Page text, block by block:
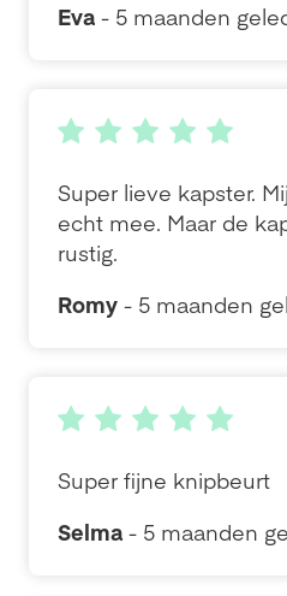
Eva - 5 maanden
Super lieve kapster.
echt mee. Maar de
rustig.
Romy - 5 maanden
Super fijne knipbeurt
Selma - 5 maanden